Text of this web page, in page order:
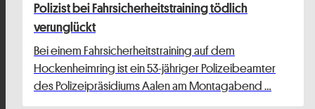
Polizist bei Fahrsicherheitstraining tödlich
verunglückt
Bei einem Fahrsicherheitstraining auf dem
Hockenheimring ist ein 53-jähriger Polizeibeamter
des Polizeipräsidiums Aalen am Montagabend …